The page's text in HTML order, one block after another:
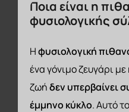
Ποιαείναιη
φυσιολογικής
Ηφυσιολογική
ένα γόνιμο ζευγάρι
ζωήδεν υπερβαίνει
έμμηνο κύκλο. Αυτό